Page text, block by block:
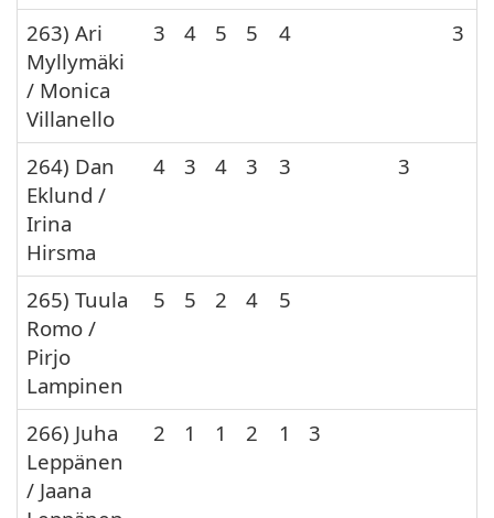
263) Ari
Myllymäki
/ Monica
Villanello
3 4 5 5 4 3
264) Dan
Eklund /
Irina
Hirsma
4 3 4 3 3 3
265) Tuula
Romo /
Pirjo
Lampinen
5 5 2 4 5
266) Juha
Leppänen
/ Jaana
2 1 1 2 1 3